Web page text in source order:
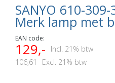
SANYO 610-
Merk lamp met
EAN code:
129,-
Incl. 21% btw
106,61
Excl. 21% btw